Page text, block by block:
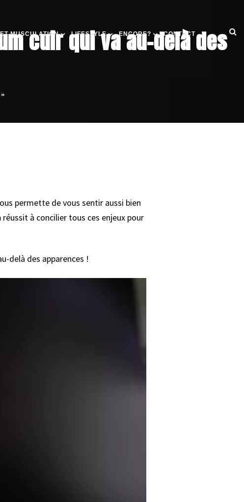
MUSCULATION LIFESTYLE ENCORE? CONTACT
cuir qui va au-delà des
»
permette de vous sentir aussi bien
réussit à concilier tous ces enjeux pour
delà des apparences !